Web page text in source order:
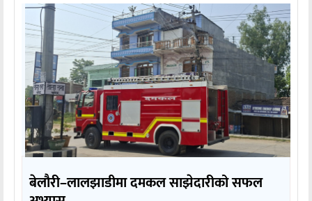
बेलौरी–लालझाडीमा दमकल साझेदारीको सफल